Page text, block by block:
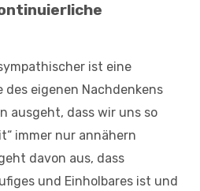
ist eine
des eigenen Nachdenkens
ausgeht, dass wir uns so
immer nur annähern
davon aus, dass
und Einholbares ist und